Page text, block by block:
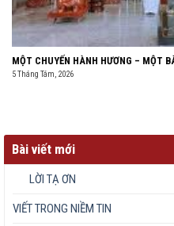
MỘT CHUYẾN HÀNH HƯƠNG – MỘT
5 Tháng Tám, 2026
Bài viết mới
LỜI TẠ ƠN
VIẾT TRONG NIỀM TIN